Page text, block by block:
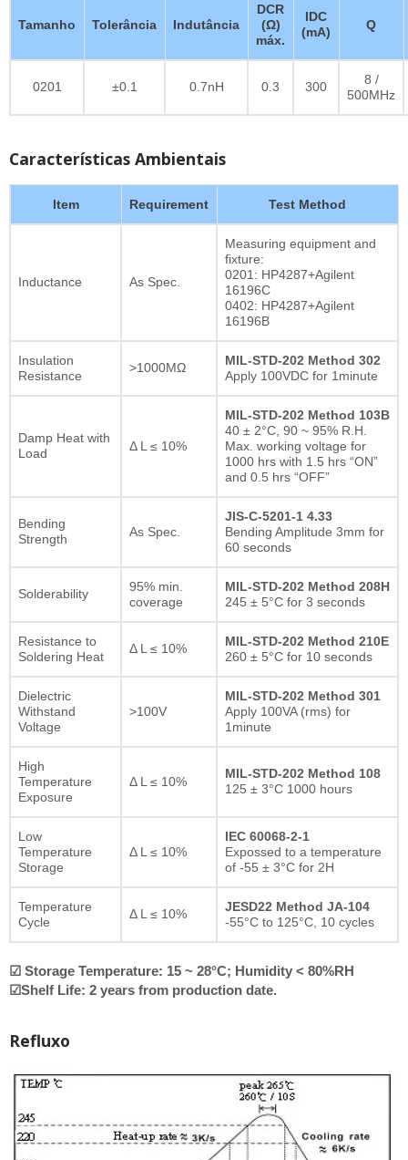
Tamanho Tolerância Indutância
DCR
(Ω)
máx.
IDC
(mA)
Q
0201 ±0.1 0.7nH 0.3 300
8 /
500MHz
Características Ambientais
Item Requirement Test Method
Inductance As Spec.
Measuring equipment and
fixture:
0201: HP4287+Agilent
16196C
0402: HP4287+Agilent
16196B
Insulation
Resistance
>1000MΩ
MIL-STD-202 Method 302
Apply 100VDC for 1minute
Damp Heat with
Load
Δ L ≤ 10%
MIL-STD-202 Method 103B
40 ± 2°C, 90 ~ 95% R.H.
Max. working voltage for
1000 hrs with 1.5 hrs “ON”
and 0.5 hrs “OFF”
Bending
Strength
As Spec.
JIS-C-5201-1 4.33
Bending Amplitude 3mm for
60 seconds
Solderability
95% min.
coverage
MIL-STD-202 Method 208H
245 ± 5°C for 3 seconds
Resistance to
Soldering Heat
Δ L ≤ 10%
MIL-STD-202 Method 210E
260 ± 5°C for 10 seconds
Dielectric
Withstand
Voltage
>100V
MIL-STD-202 Method 301
Apply 100VA (rms) for
1minute
High
Temperature
Exposure
Δ L ≤ 10%
MIL-STD-202 Method 108
125 ± 3°C 1000 hours
Low
Temperature
Storage
Δ L ≤ 10%
IEC 60068-2-1
Expossed to a temperature
of -55 ± 3°C for 2H
Temperature
Cycle
Δ L ≤ 10%
JESD22 Method JA-104
-55°C to 125°C, 10 cycles
☑ Storage Temperature: 15 ~ 28°C; Humidity < 80%RH
☑Shelf Life: 2 years from production date.
Refluxo